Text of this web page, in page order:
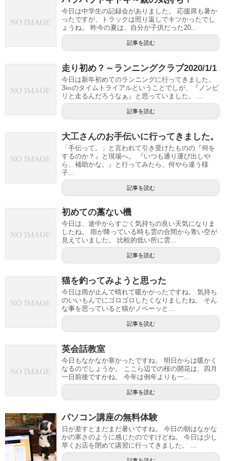
今日は中学生の記録会がありました。 応援席も暑か
ったですが、トラックは照り返しでキツかったでし
ょうね。 昨今の夏は、自分が子供だった20...
記事を読む
走り初め？～ランニングクラブ2020/1/1
今日は新年初めてのランニングに行ってきました。
3㎞のタイムトライアルということでしが、『ノンビ
リと走るんだろうなぁ』と思っていました。 ...
記事を読む
大工さんのお手伝いに行ってきました。
「手伝って。」と言われて引き受けたものの『何を
するのか？』と現場へ。 『いつも通り運び出しや
ら、補助かな。』と行ってみたら、何やら違う様
子...
記事を読む
初めての藁ない機
今日は、途中からすごく気持ちの良い天気になりま
したね。 雨が降っている時も雲の合間から青い空が
見えていました。 比較的低い所に雲...
記事を読む
猫を釣ってみようと思った
今日は雨が止んで晴れて暖かかったですね。 気持ち
のいいもんでにゴロゴロしたくなりましたね。 そん
な事を思っていると猫がノベーッと...
記事を読む
英会話教室
今日もなかなか寒かったですね。 明日からは暖かく
なるのでしょうか。 ここら辺での桜の開花は、四月
一日前後ですかね。 今年は例年よりも一...
記事を読む
パソコン講座の無料体験
日が差すとまだまだ暑いですね。 今日の朝はなかな
かの寒さのように感じたのですけどね。 今日は少し
早くお店を閉めて講習に行ってきました。 ...